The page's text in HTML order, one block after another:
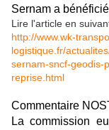
Sernam a
Lire l'article en
http://www.wk-
logistique.fr/
sernam-sncf-geodis-
reprise.html
Commentaire
La commission